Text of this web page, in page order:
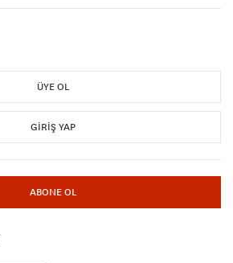
ÜYE OL
GIRIŞ YAP
ABONE OL